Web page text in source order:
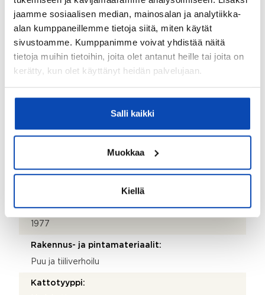
jaamme sosiaalisen median, mainosalan ja analytiikka-
alan kumppaneillemme tietoja siitä, miten käytät
sivustoamme. Kumppanimme voivat yhdistää näitä
tietoja muihin tietoihin, joita olet antanut heille tai joita on
kerätty, kun olet käyttänyt heidän palvelujaan.
Salli kaikki
Muokkaa
Kiellä
Kohde myydään kalustettuna:
Ei
Kauppaan ei kuulu:
Irtaimisto
Kiinteistötunnus:
Valmistumisvuosi:
Käyttöönottovuosi:
1977
Rakennus- ja pintamateriaalit:
Puu ja tiiliverhoilu
Kattotyyppi: